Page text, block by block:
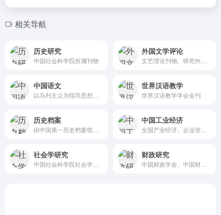
相关导航
历史研究
中国社会科学院所属刊物
外国文学评论
中国语文 世界汉语教学
世界汉语教学学会会刊
历史档案 中国工业经济
社会学研究 财政研究